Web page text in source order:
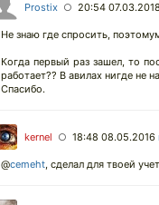
Prostix ○ 20:54 07.03.2018
Не знаю где спросить,
Когда первый раз зашел, то
работает?? В авилах нигде не
Спасибо.
kernel ○ 18:48 08.05.2016
@cemeht, сделал для твоей